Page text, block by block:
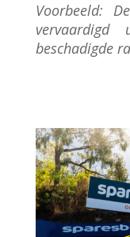
Voorbeeld:
beschadigde